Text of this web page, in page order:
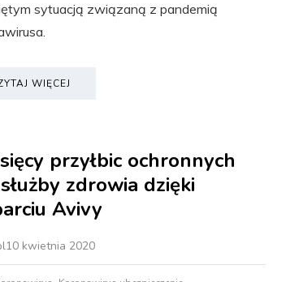
sytuacją związaną z pandemią
WIĘCEJ
przyłbic ochronnych
zdrowia dzięki
Avivy
10 kwietnia 2020